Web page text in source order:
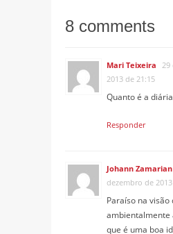
8 comments
Mari Teixeira
2013 de 21:15
Quanto é a
Responder
Johann
dezembro de
Paraíso na
ambientalmente
que é uma boa